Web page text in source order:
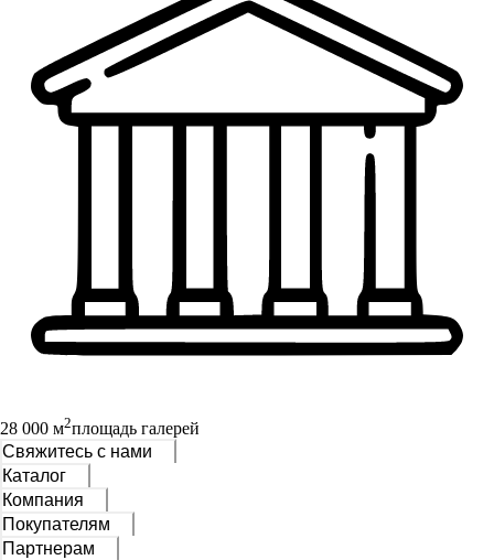
28 000 м2площадь галерей
Свяжитесь с нами
Каталог
Компания
Покупателям
Партнерам